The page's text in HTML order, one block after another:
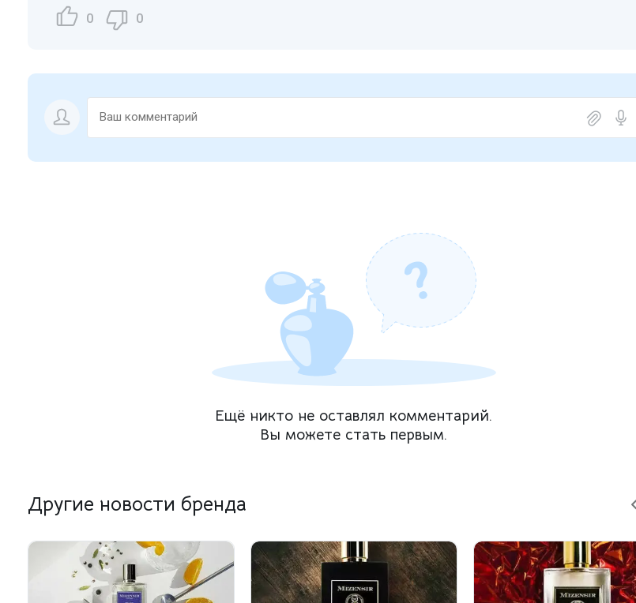
0 0
Ещё никто не оставлял комментарий.
Вы можете стать первым.
Другие новости бренда